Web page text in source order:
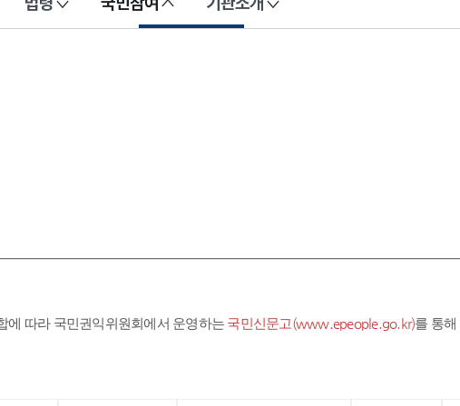
에 따라 국민권익위원회에서 운영하는 국민신문고(www.epeople.go.kr)를 통해